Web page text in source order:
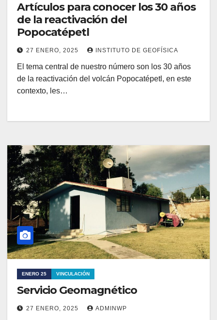
Artículos para conocer los 30 años
de la reactivación del
Popocatépetl
27 ENERO, 2025 INSTITUTO DE GEOFÍSICA
El tema central de nuestro número son los 30 años
de la reactivación del volcán Popocatépetl, en este
contexto, les…
ENERO 25 VINCULACIÓN
Servicio Geomagnético
27 ENERO, 2025 ADMINWP